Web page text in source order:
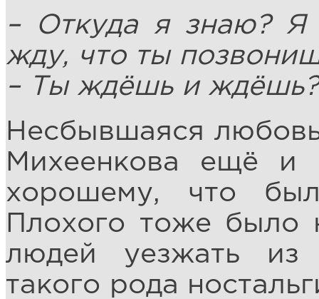
– Откуда я знаю?
жду, что ты
– Ты ждёшь и
Несбывшаяся
Михеенкова ещё и
хорошему, что
Плохого тоже было
людей уезжать из
такого рода